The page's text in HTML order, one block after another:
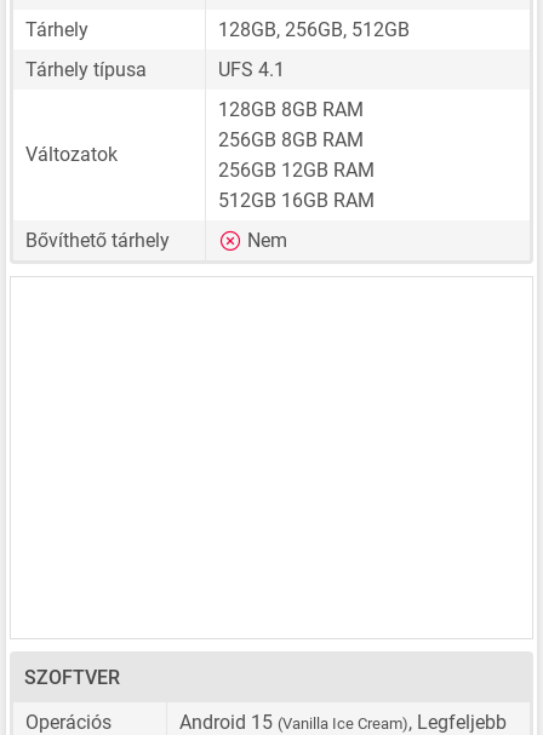
Tárhely
128GB, 256GB, 512GB
Tárhely típusa
UFS 4.1
Változatok
128GB 8GB RAM
256GB 8GB RAM
256GB 12GB RAM
512GB 16GB RAM
Bővíthető tárhely
Nem
SZOFTVER
Operációs
Android 15 (Vanilla Ice Cream), Legfeljebb